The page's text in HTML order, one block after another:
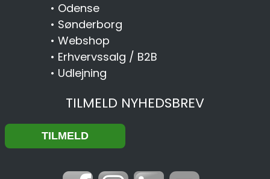
• Odense
• Sønderborg
• Webshop
• Erhvervssalg / B2B
• Udlejning
TILMELD NYHEDSBREV